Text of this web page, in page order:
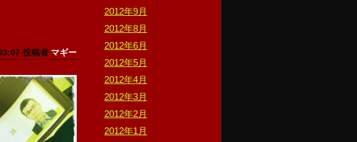
投稿者 マギー
2012年9月
2012年8月
2012年6月
2012年5月
2012年4月
2012年3月
2012年2月
2012年1月